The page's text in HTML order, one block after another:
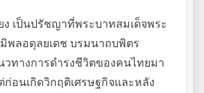
ง เป็นปรัชญาที่พระบาทสมเด็จพระ
พลอดุลยเดช บรมนาถบพิตร
ทางการดำรงชีวิตของคนไทยมา
อนเกิดวิกฤติเศรษฐกิจและหลัง